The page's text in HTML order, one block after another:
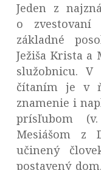
Jeden z
o
základné
Ježiša Krista a
služobnicu.
čítaním je v
znamenie i
prísľubom
Mesiášom z
učinený
postavený